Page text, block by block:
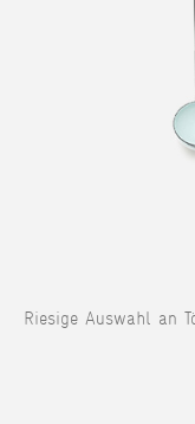
Riesige Auswahl an